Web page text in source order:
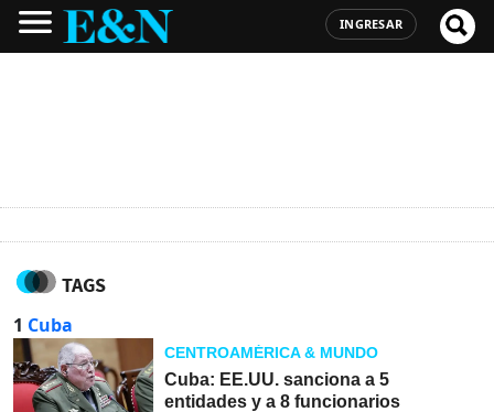
INGRESAR
TAGS
1 Cuba
CENTROAMÉRICA & MUNDO
Cuba: EE.UU. sanciona a 5
entidades y a 8 funcionarios